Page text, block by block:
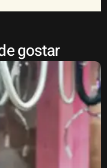
gostar